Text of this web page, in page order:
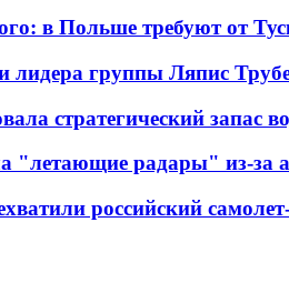
в Польше требуют от
лидера группы Ляпис
стратегический запас
"летающие радары" из-за
российский